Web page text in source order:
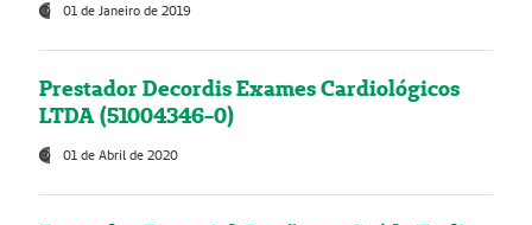
01 de Janeiro de 2019
Prestador Decordis Exames Cardiológicos
LTDA (51004346-0)
01 de Abril de 2020